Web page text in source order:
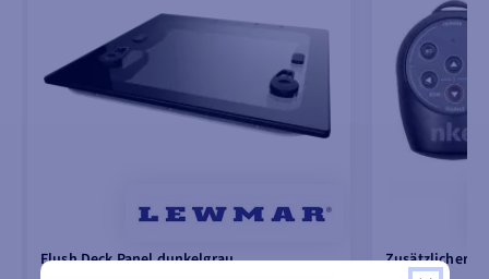
Flush Deck Panel dunkelgrau Zusätzlicher